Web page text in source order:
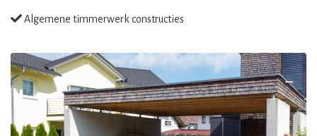
Algemene timmerwerk constructies